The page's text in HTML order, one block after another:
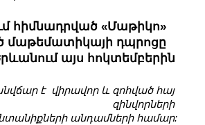
հիմնադրված «Մաթիկո»
մաթեմատիկայի դպրոցը
այս հոկտեմբերին
է  վիրավոր և զոհված հայ
զինվորների
անդամների համար: